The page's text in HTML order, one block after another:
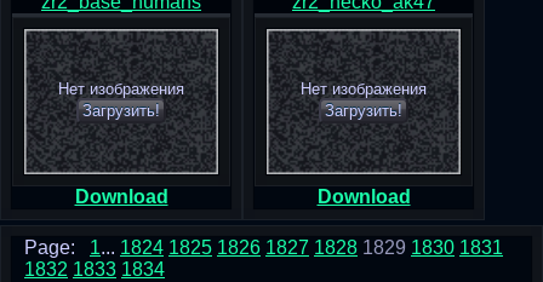
Нет изображения
Загрузить!
Download
Нет изображения
Загрузить!
Download
Page: 1... 1824 1825 1826 1827 1828 1829 1830 1831
1832 1833 1834